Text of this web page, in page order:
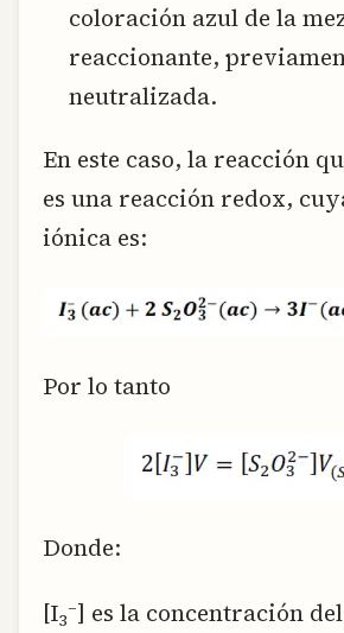
coloración azul de la
reaccionante,
neutralizada.
En este caso, la reacción
es una reacción redox,
iónica es:
Por lo tanto
Donde:
[I3
–] es la concentración